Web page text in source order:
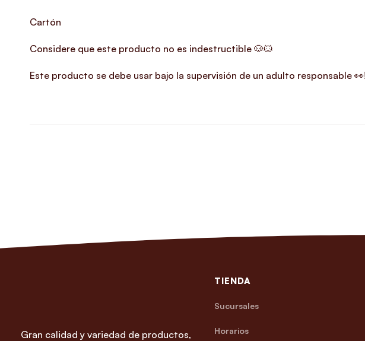
Cartón
Considere que este producto no es indestructible 🐶🐱
Este producto se debe usar bajo la supervisión de un adulto responsable
Gran calidad y variedad de productos,
TIENDA
Sucursales
Horarios